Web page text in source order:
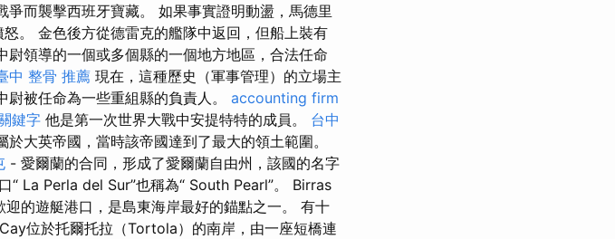
而襲擊西班牙寶藏。 如果事實證明動盪，馬德里
。 金色後方從德雷克的艦隊中返回，但船上裝有
領導的一個或多個縣的一個地方地區，合法任命
中 整骨 推薦 現在，這種歷史（軍事管理）的立場主
被任命為一些重組縣的負責人。 accounting firm
鍵字 他是第一次世界大戰中安提特特的成員。 台中
大英帝國，當時該帝國達到了最大的領土範圍。
- 愛爾蘭的合同，形成了愛爾蘭自由州，該國的名字
“ La Perla del Sur”也稱為“ South Pearl”。 Birras
的遊艇港口，是島東海岸最好的錨點之一。 有十
位於托爾托拉（Tortola）的南岸，由一座短橋連